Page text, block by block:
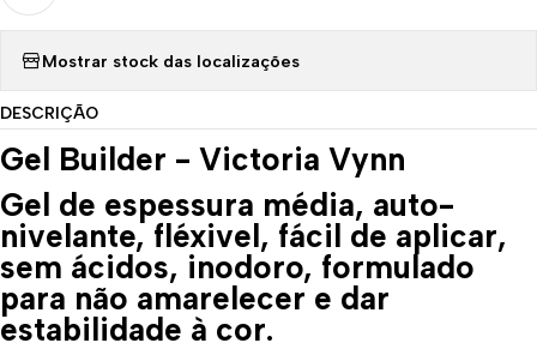
Mostrar stock das localizações
DESCRIÇÃO
Gel Builder - Victoria Vynn
Gel de espessura média, auto-
nivelante, fléxivel, fácil de aplicar,
sem ácidos, inodoro, formulado
para não amarelecer e dar
estabilidade à cor.